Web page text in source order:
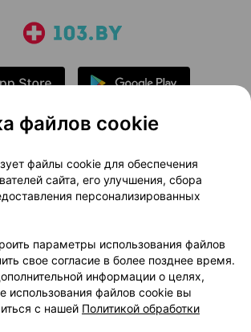
Новости проекта
рекламы
Медицинский маркетинг
договор
Доставка
оплаты
Вакансии
Партнеры
руководителю 103.by
Написать в поддержку
настройки Cookie
файлов cookie
файлы cookie для обеспечения
сайта, его улучшения, сбора
персонализированных
параметры использования файлов
свое согласие в более позднее время.
информации о целях,
использования файлов cookie вы
с нашей Политикой обработки